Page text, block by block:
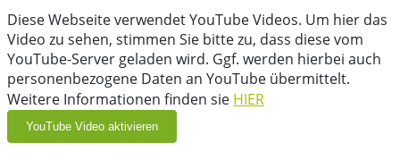
Diese Webseite verwendet YouTube Videos. Um hier das
Video zu sehen, stimmen Sie bitte zu, dass diese vom
YouTube-Server geladen wird. Ggf. werden hierbei auch
personenbezogene Daten an YouTube übermittelt.
Weitere Informationen finden sie HIER